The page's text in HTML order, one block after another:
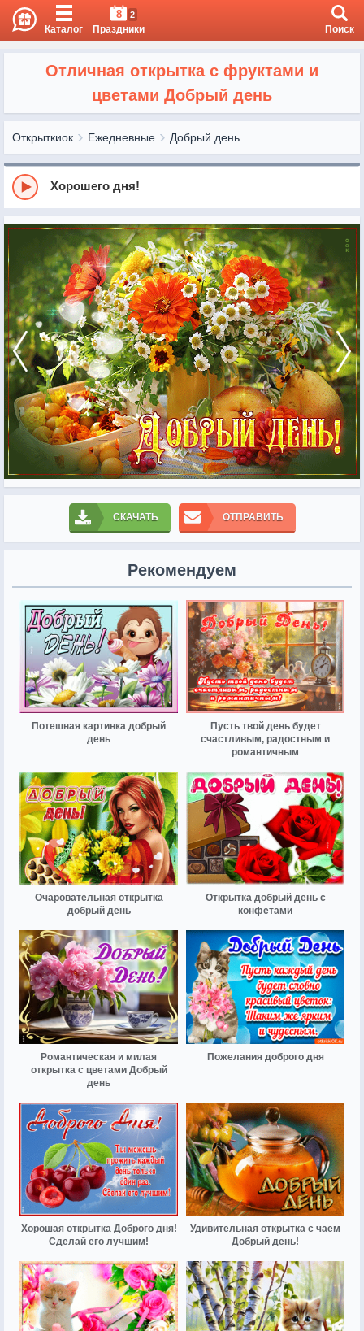
Каталог
8 2
Праздники Поиск
Отличная открытка с фруктами и
цветами Добрый день
Открыткиок Ежедневные Добрый день
Хорошего дня!
СКАЧАТЬ ОТПРАВИТЬ
Рекомендуем
Потешная картинка добрый
день
Пусть твой день будет
счастливым, радостным и
романтичным
Очаровательная открытка
добрый день
Открытка добрый день с
конфетами
Романтическая и милая
открытка с цветами Добрый
день
Пожелания доброго дня
Хорошая открытка Доброго дня!
Сделай его лучшим!
Удивительная открытка с чаем
Добрый день!